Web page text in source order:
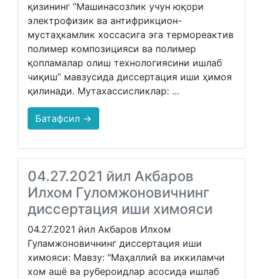
қизининг “Машинасозлик учун юқори
электрофизик ва антифрикцион-
мустаҳкамлик хоссасига эга термореактив
полимер композицияси ва полимер
қопламалар олиш технологиясини ишлаб
чиқиш” мавзусида диссертация иши ҳимоя
қилинади. Мутахассисликлар: ...
Батафсил →
04.27.2021 йил Акбаров
Илхом Гуломжоновичнинг
диссертация иши химояси
04.27.2021 йил Акбаров Илхом
Гуламжоновичнинг диссертация иши
химояси: Мавзу: "Маҳаллий ва иккиламчи
хом ашё ва рубероидлар асосида ишлаб